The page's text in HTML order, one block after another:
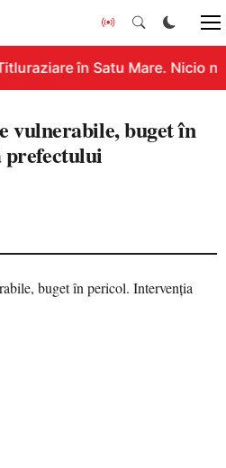
în Satu Mare. Nicio
buget în